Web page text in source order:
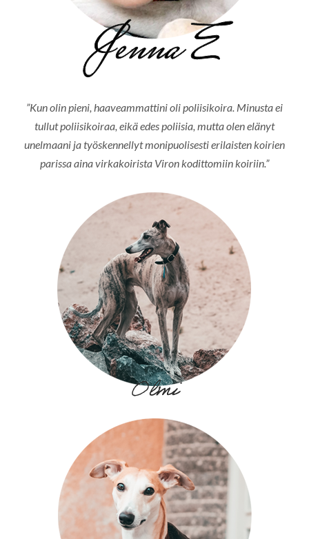
”Kun olin pieni, haaveammattini oli poliisikoira. Minusta ei
tullut poliisikoiraa, eikä edes poliisia, mutta olen elänyt
unelmaani ja työskennellyt monipuolisesti erilaisten koirien
parissa aina virkakoirista Viron kodittomiin koiriin.”